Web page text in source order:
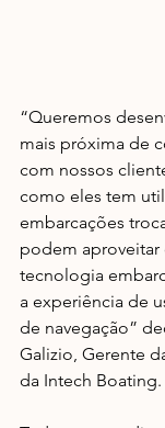
“Queremos
mais próxima de
com nossos
como eles tem
embarcações
podem
tecnologia
a experiência de
de navegação”
Galizio, Gerente
da Intech Boating.